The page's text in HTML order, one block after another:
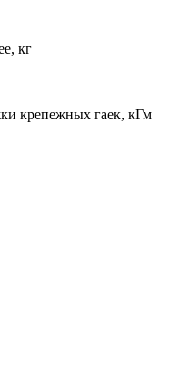
кг
крепежных гаек, кГм